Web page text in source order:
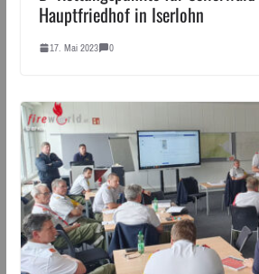
Hauptfriedhof in Iserlohn
17. Mai 2023 0